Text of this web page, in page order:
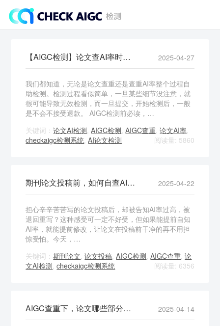
【AIGC检测】论文查AI率时需要注意哪些问题？ 2025-04-27
我们都知道，无论是论文查重还是查重AI率整个过程自
助检测。检测过程看似简单，一旦某些细节没注意，就
很可能导致无效检测，而一旦提交，开始检测后，一般
是不会不接受退款。 AIGC检测前必读，…
关键词：论文AI检测,AIGC检测,AIGC查重,论文AI率,
checkaigc检测系统,AI论文检测 阅读量: 5860
期刊论文投稿前，如何自查AI率？ 2025-04-22
担心辛辛苦苦写的论文投稿后，却被告知AI率过高，被
退回重写？这种感受可一定不好受，但如果能提前自知
AI率，就能提前修改，让论文在投稿前干净的再不用担
惊受怕。今天，…
关键词：期刊论文,论文投稿,AIGC检测,AIGC查重,论
文AI检测,checkaigc检测系统 阅读量: 6356
AIGC查重下，论文哪些部分内容在检测范围内？ 2025-04-14